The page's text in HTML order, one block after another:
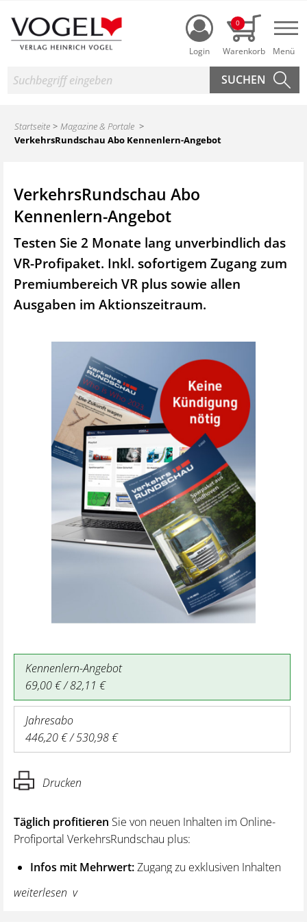
Login
0
Suche
Startseite
Magazine & Portale
VerkehrsRundschau Abo Kennenlern-Angebot
VerkehrsRundschau Abo
Kennenlern-Angebot
Testen Sie 2 Monate lang unverbindlich das
VR-Profipaket. Inkl. sofortigem Zugang zum
Premiumbereich VR plus sowie allen
Ausgaben im Aktionszeitraum.
Kennenlern-Angebot
69,00 € / 82,11 €
Jahresabo
446,20 € / 530,98 €
Drucken
Täglich profitieren Sie von neuen Inhalten im Online-
Profiportal VerkehrsRundschau plus:
Infos mit Mehrwert:Zugang zu exklusiven Inhalten
und Hintergrundwissen – von aktuellen Regelungen
wie z. B. bei den Lenk- und Ruhezeiten,
weiterlesen